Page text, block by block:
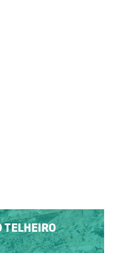
TELHEIRO